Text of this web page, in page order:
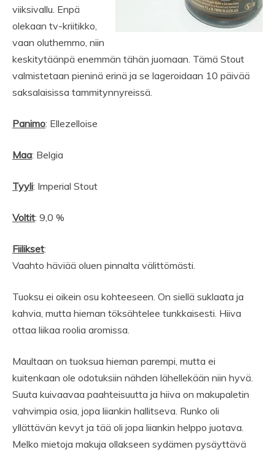
viiksivallu. Enpä
olekaan tv-kriitikko,
vaan oluthemmo, niin
keskitytäänpä enemmän tähän juomaan. Tämä Stout
valmistetaan pieninä erinä ja se lageroidaan 10 päivää
saksalaisissa tammitynnyreissä.
Panimo: Ellezelloise
Maa: Belgia
Tyyli: Imperial Stout
Voltit: 9,0 %
Fiilikset:
Vaahto häviää oluen pinnalta välittömästi.
Tuoksu ei oikein osu kohteeseen. On siellä suklaata ja
kahvia, mutta hieman töksähtelee tunkkaisesti. Hiiva
ottaa liikaa roolia aromissa.
Maultaan on tuoksua hieman parempi, mutta ei
kuitenkaan ole odotuksiin nähden lähellekään niin hyvä.
Suuta kuivaavaa paahteisuutta ja hiiva on makupaletin
vahvimpia osia, jopa liiankin hallitseva. Runko oli
yllättävän kevyt ja tää oli jopa liiankin helppo juotava.
Melko mietoja makuja ollakseen sydämen pysäyttävä